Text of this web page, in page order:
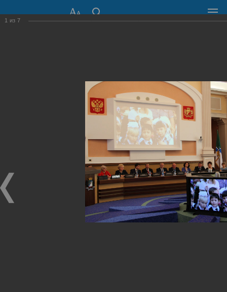
630099, г. Новосибирск, Красный проспект, 34
Общественная приемная
Фоторепортажи
›
1 из 7